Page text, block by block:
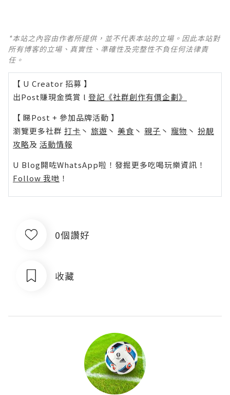
*本站之內容由作者所提供，並不代表本站的立場。因此本站對
所有博客的立場、真實性、準確性及完整性不負任何法律責
任。
【 U Creator 招募 】
出Post賺現金獎賞 l 登記《社群創作有價企劃》
【 睇Post + 參加品牌活動 】
瀏覽更多社群 打卡 丶 旅遊 丶 美食 丶 親子 丶 寵物 丶 扮靚
攻略及 活動情報
U Blog開咗WhatsApp啦！發掘更多吃喝玩樂資訊！
Follow 我哋 ！
0個讚好
收藏